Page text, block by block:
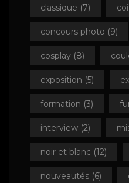
classique (7)
concours photo (9)
cosplay (8)
exposition (5)
formation (3)
interview (2)
noir et blanc (12)
nouveautés (6)